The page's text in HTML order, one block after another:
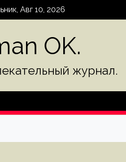
Авг 10, 2026
OK.
журнал.